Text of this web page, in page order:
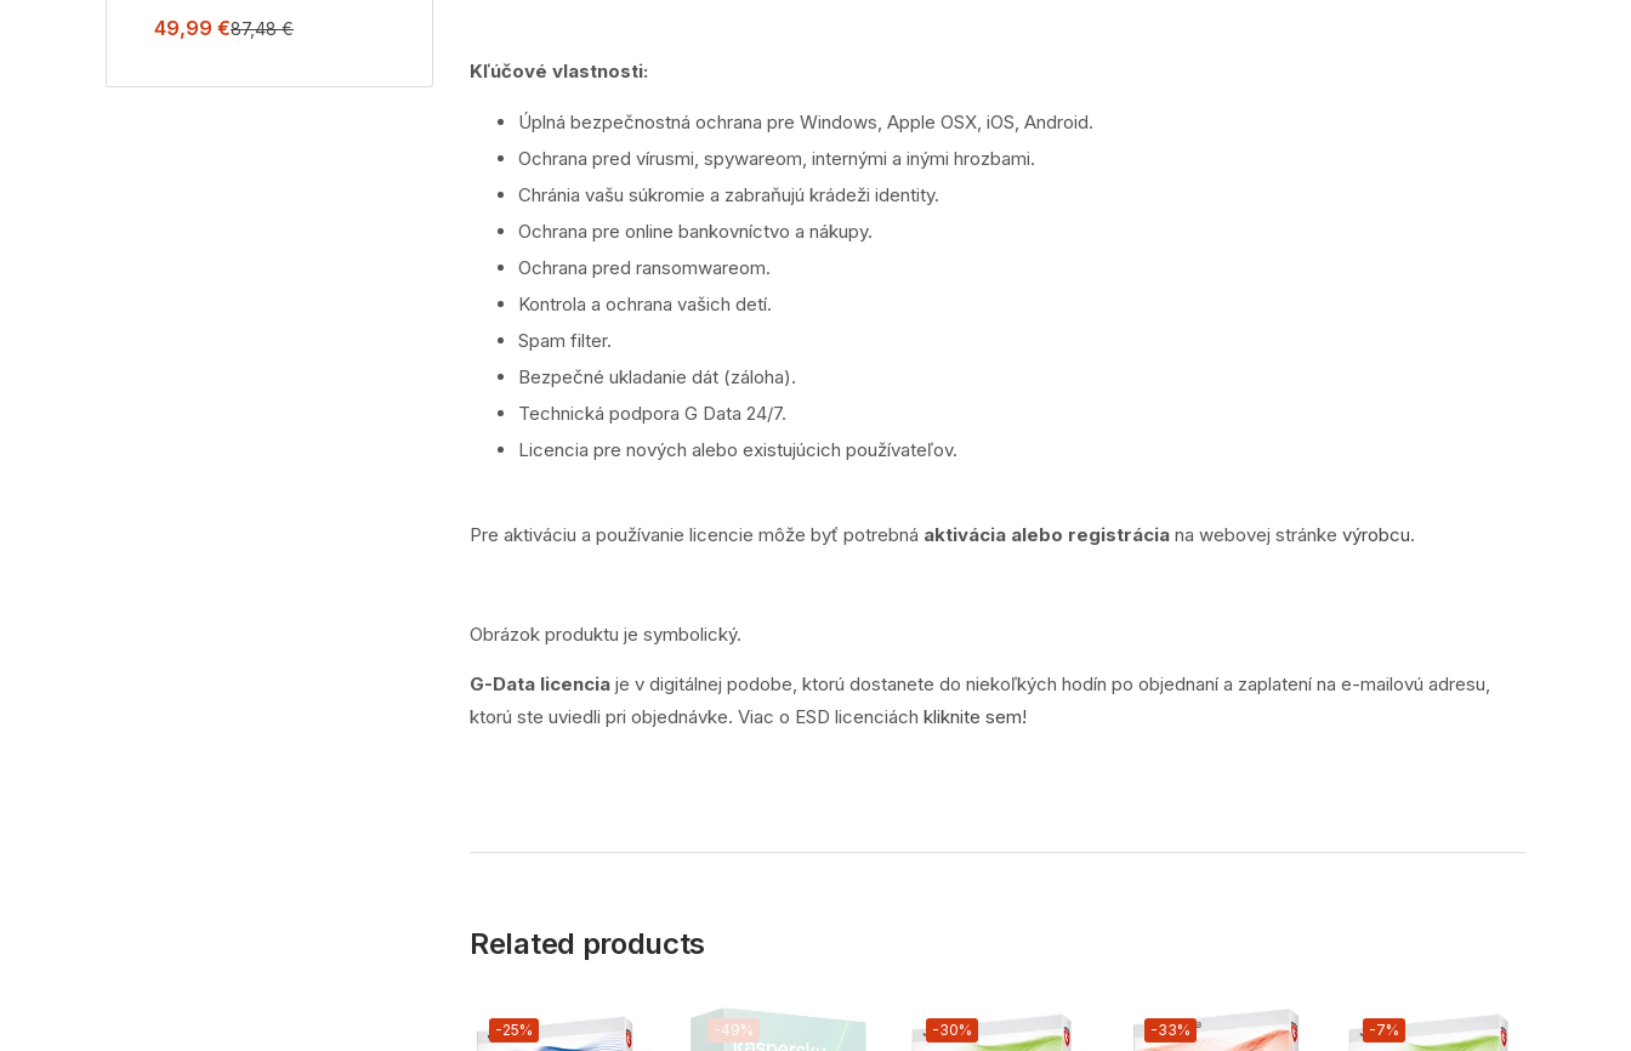
49,99 €87,48€
Kľúčové vlastnosti:
Úplná bezpečnostná ochrana pre Windows, Apple OSX, iOS, Android.
Ochrana pred vírusmi, spywareom, internými a inými hrozbami.
Chránia vašu súkromie a zabraňujú krádeži identity.
Ochrana pre online bankovníctvo a nákupy.
Ochrana pred ransomwareom.
Kontrola a ochrana vašich detí.
Spam filter.
Bezpečné ukladanie dát (záloha).
Technická podpora G Data 24/7.
Licencia pre nových alebo existujúcich používateľov.
Pre aktiváciu a používanie licencie môže byť potrebná aktivácia alebo registrácia na webovej stránke výrobcu.
Obrázok produktu je symbolický.
G-Data licencia je v digitálnej podobe, ktorú dostanete do niekoľkých hodín po objednaní a zaplatení na e-mailovú adresu,
ktorú ste uviedli pri objednávke. Viac o ESD licenciách kliknite sem!
Related products
-25% -49% -30% -33% -7%